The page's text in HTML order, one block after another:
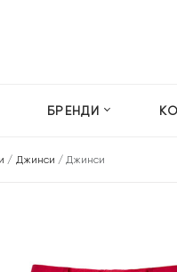
БРЕНДИ
/ Джинси /Джинси